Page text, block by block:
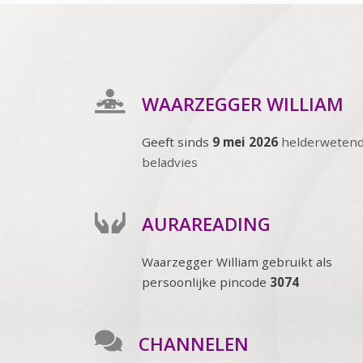
WAARZEGGER WILLIAM
Geeft sinds 9 mei 2026
beladvies
AURAREADING
Waarzegger William gebruikt als
persoonlijke pincode 3074
CHANNELEN